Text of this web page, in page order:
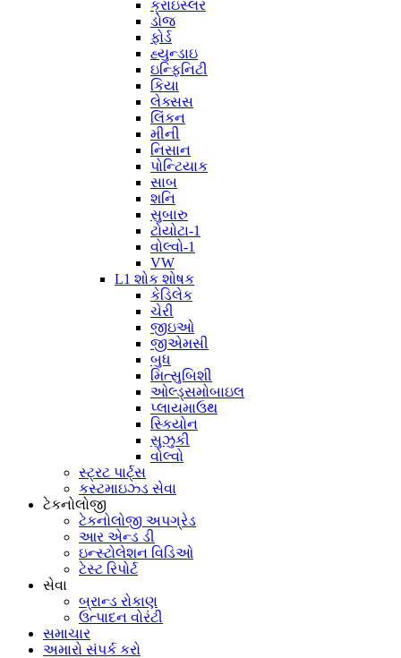
ક્રાઇસ્લર
ડોજ
ફોર્ડ
હ્યુન્ડાઇ
ઇન્ફિનિટી
કિયા
લેક્સસ
લિંકન
મીની
નિસાન
પોન્ટિયાક
સાબ
શનિ
સુબારુ
ટોયોટા-1
વોલ્વો-1
VW
L1 શોક શોષક
કેડિલેક
ચેરી
જીઇઓ
જીએમસી
બુધ
મિત્સુબિશી
ઓલ્ડ્સમોબાઇલ
પ્લાયમાઉથ
સ્કિયોન
સુઝુકી
વોલ્વો
સ્ટ્રટ પાર્ટ્સ
કસ્ટમાઇઝ્ડ સેવા
ટેકનોલોજી
ટેકનોલોજી અપગ્રેડ
આર એન્ડ ડી
ઇન્સ્ટોલેશન વિડિઓ
ટેસ્ટ રિપોર્ટ
સેવા
બ્રાન્ડ રોકાણ
ઉત્પાદન વોરંટી
સમાચાર
અમારો સંપર્ક કરો